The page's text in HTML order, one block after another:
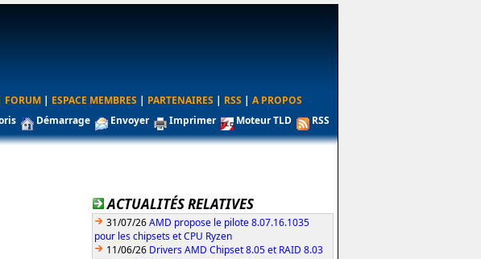
FORUM | ESPACE MEMBRES | PARTENAIRES | RSS | A PROPOS
Démarrage Envoyer Imprimer Moteur TLD RSS
ACTUALITÉS RELATIVES
31/07/26AMD propose le pilote 8.07.16.1035
pour les chipsets et CPU Ryzen
11/06/26 Drivers AMD Chipset 8.05 et RAID 8.03